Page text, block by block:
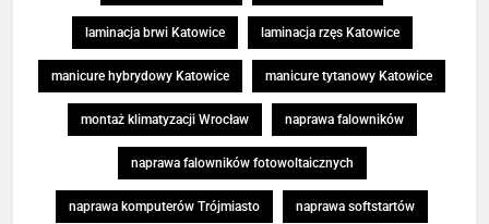
laminacja brwi Katowice laminacja rzęs Katowice
manicure hybrydowy Katowice manicure tytanowy Katowice
montaż klimatyzacji Wrocław naprawa falowników
naprawa falowników fotowoltaicznych
naprawa komputerów Trójmiasto naprawa softstartów